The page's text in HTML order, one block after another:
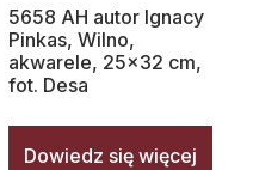
5658 AH autor Ignacy
Pinkas, Wilno,
akwarele, 25×32 cm,
fot. Desa
Dowiedz się więcej